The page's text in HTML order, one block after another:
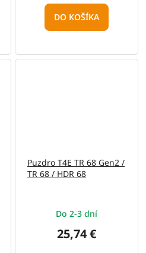
DO KOŠÍKA
Puzdro T4E TR 68 Gen2 /
TR 68 / HDR 68
Do 2-3 dní
25,74 €